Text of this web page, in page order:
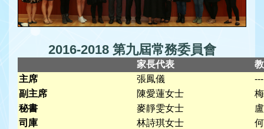
2016-2018 第九屆常務委員會
家長代表
主席
張鳳儀
---
副主席
陳愛蓮女士
秘書
麥靜雯女士
司庫
林詩琪女士